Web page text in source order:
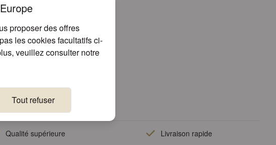
proposer des offres
les cookies facultatifs ci-
veuillez consulter notre
Tout refuser
Qualité supérieure Livraison rapide